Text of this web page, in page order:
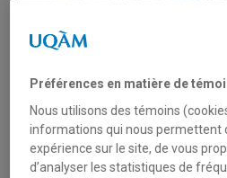
Cohorte de l'édition 2024
Préférences en matière de
Nous utilisons des témoins
informations qui nous permettent
expérience sur le site, de vous
d’analyser les statistiques de